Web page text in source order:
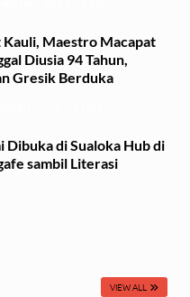
Kauli, Maestro Macapat
Diusia 94 Tahun,
Gresik Berduka
Dibuka di Sualoka Hub di
sambil Literasi
VIEW ALL